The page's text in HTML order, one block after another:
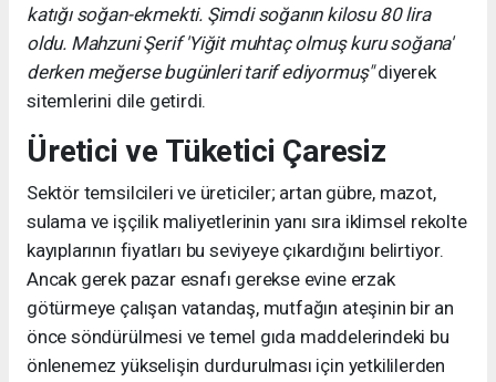
katığı soğan-ekmekti. Şimdi soğanın kilosu 80 lira
oldu. Mahzuni Şerif 'Yiğit muhtaç olmuş kuru soğana'
derken meğerse bugünleri tarif ediyormuş"diyerek
sitemlerini dile getirdi.
Üretici ve Tüketici Çaresiz
Sektör temsilcileri ve üreticiler; artan gübre, mazot,
sulama ve işçilik maliyetlerinin yanı sıra iklimsel rekolte
kayıplarının fiyatları bu seviyeye çıkardığını belirtiyor.
Ancak gerek pazar esnafı gerekse evine erzak
götürmeye çalışan vatandaş, mutfağın ateşinin bir an
önce söndürülmesi ve temel gıda maddelerindeki bu
önlenemez yükselişin durdurulması için yetkililerden